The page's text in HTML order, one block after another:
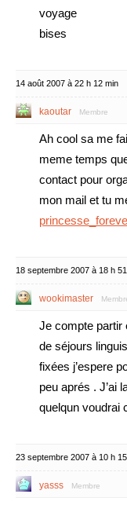
voyage
bises
14 août 2007 à 22 h 12 min
kaoutar Membre
Ah cool sa me
meme temps
contact pour
mon mail et tu
18 septembre 2007 à 18 h
wookimaster
Je compte partir
de séjours
fixées j’espere
peu aprés . J’ai
quelqun voudrai
23 septembre 2007 à 10 h
yasss Membre